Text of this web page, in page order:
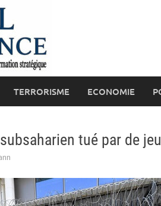
TERRORISME ECONOMIE
tué par de